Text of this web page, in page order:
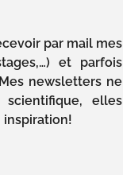
par mail mes
et parfois
newsletters ne
scientifique, elles